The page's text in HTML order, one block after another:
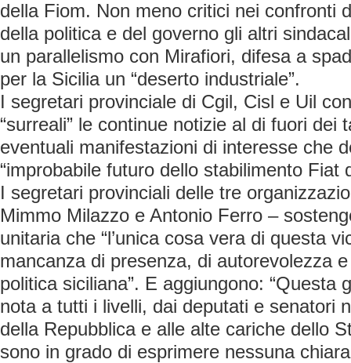
della Fiom. Non meno critici nei confronti
della politica e del governo gli altri
un parallelismo con Mirafiori, difesa a
per la Sicilia un “deserto industriale”.
I segretari provinciale di Cgil, Cisl e Uil
“surreali” le continue notizie al di fuori dei
eventuali manifestazioni di interesse che
“improbabile futuro dello stabilimento Fiat
I segretari provinciali delle tre
Mimmo Milazzo e Antonio Ferro –
unitaria che “l’unica cosa vera di questa
mancanza di presenza, di autorevolezza
politica siciliana”. E aggiungono: “Questa
nota a tutti i livelli, dai deputati e senatori
della Repubblica e alle alte cariche dello
sono in grado di esprimere nessuna